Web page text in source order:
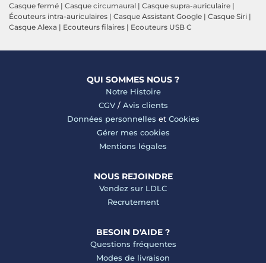
Casque fermé | Casque circumaural | Casque supra-auriculaire |
Écouteurs intra-auriculaires | Casque Assistant Google | Casque Siri |
Casque Alexa | Ecouteurs filaires | Ecouteurs USB C
QUI SOMMES NOUS ?
Notre Histoire
CGV/ Avis clients
Données personnelles et Cookies
Gérer mes cookies
Mentions légales
NOUS REJOINDRE
Vendez sur LDLC
Recrutement
BESOIN D'AIDE ?
Questions fréquentes
Modes de livraison